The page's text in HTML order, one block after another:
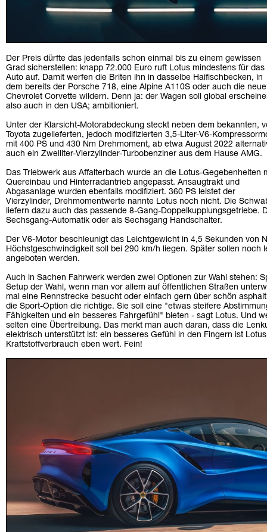
Der Preis dürfte das jedenfalls schon einmal bis zu einem gewissen
Grad sicherstellen: knapp 72.000 Euro ruft Lotus mindestens für das
Auto auf. Damit werfen die Briten ihn in dasselbe Haifischbecken, in
dem bereits der Porsche 718, eine Alpine A110S oder auch die neue
Chevrolet Corvette wildern. Denn ja: der Wagen soll global
also auch in den USA; ambitioniert.
Unter der Klarsicht-Motorabdeckung steckt neben dem bekannten,
Toyota zugelieferten, jedoch modifizierten 3,5-Liter-V6-
mit 400 PS und 430 Nm Drehmoment, ab etwa August 2022
auch ein Zweiliter-Vierzylinder-Turbobenziner aus dem Hause AMG.
Das Triebwerk aus Affalterbach wurde an die Lotus-Gegebenheiten
Quereinbau und Hinterradantrieb angepasst. Ansaugtrakt und
Abgasanlage wurden ebenfalls modifiziert. 360 PS leistet der
Vierzylinder, Drehmomentwerte nannte Lotus noch nicht. Die
liefern dazu auch das passende 8-Gang-Doppelkupplungsgetriebe.
Sechsgang-Automatik oder als Sechsgang Handschalter.
Der V6-Motor beschleunigt das Leichtgewicht in 4,5 Sekunden von
Höchstgeschwindigkeit soll bei 290 km/h liegen. Später sollen noch
angeboten werden.
Auch in Sachen Fahrwerk werden zwei Optionen zur Wahl stehen:
Setup der Wahl, wenn man vor allem auf öffentlichen Straßen
mal eine Rennstrecke besucht oder einfach gern über schön
die Sport-Option die richtige. Sie soll eine "etwas steifere
Fähigkeiten und ein besseres Fahrgefühl" bieten - sagt Lotus. Und
selten eine Übertreibung. Das merkt man auch daran, dass die
elektrisch unterstützt ist: ein besseres Gefühl in den Fingern ist
Kraftstoffverbrauch eben wert. Fein!